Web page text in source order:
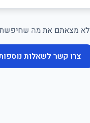
לא מצאתם את מה
צרו קשר לשאלות